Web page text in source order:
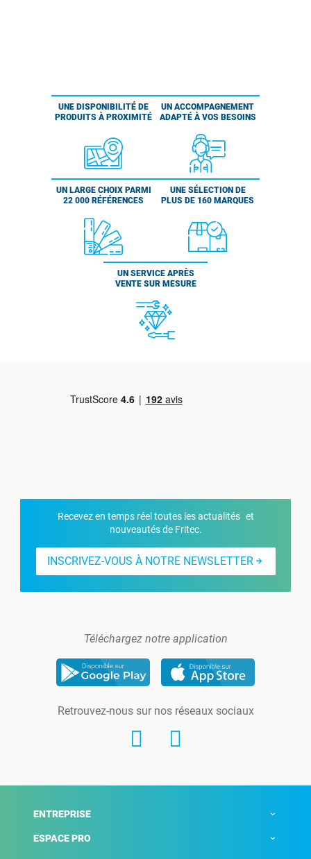
UNE DISPONIBILITÉ DE
PRODUITS À PROXIMITÉ
UN ACCOMPAGNEMENT
ADAPTÉ À VOS BESOINS
UN LARGE CHOIX PARMI
22 000 RÉFÉRENCES
UNE SÉLECTION DE
PLUS DE 160 MARQUES
UN SERVICE APRÈS
VENTE SUR MESURE
Recevez en temps réel toutes les actualités et
nouveautés de Fritec.
INSCRIVEZ-VOUS À NOTRE NEWSLETTER
Téléchargez notre application
Retrouvez-nous sur nos réseaux sociaux
ENTREPRISE
ESPACE PRO